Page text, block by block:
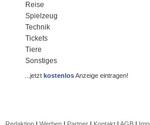
Reise
Spielzeug
Technik
Tickets
Tiere
Sonstiges
...jetztkostenlosAnzeige eintragen!